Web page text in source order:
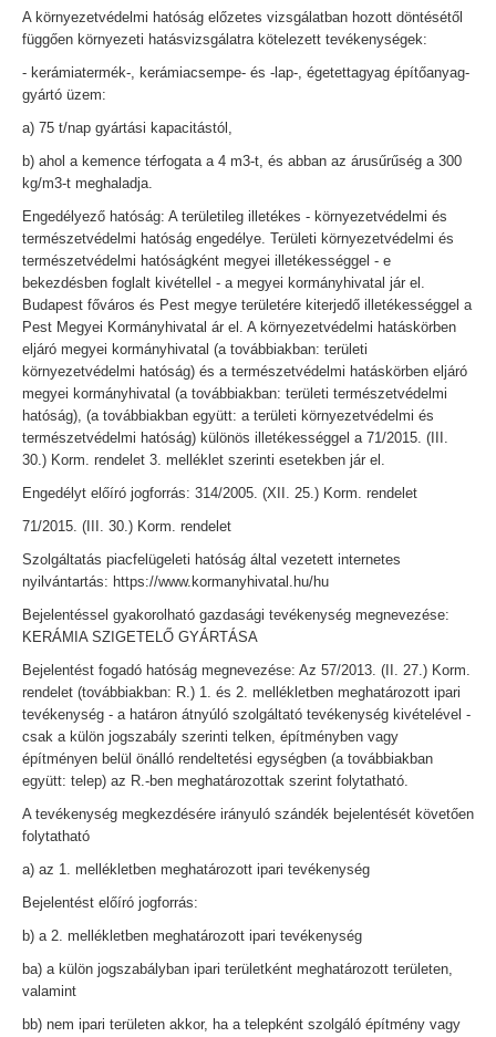
A környezetvédelmi hatóság előzetes vizsgálatban hozott döntésétől
függően környezeti hatásvizsgálatra kötelezett tevékenységek:
- kerámiatermék-, kerámiacsempe- és -lap-, égetettagyag építőanyag-
gyártó üzem:
a) 75 t/nap gyártási kapacitástól,
b) ahol a kemence térfogata a 4 m3-t, és abban az árusűrűség a 300
kg/m3-t meghaladja.
Engedélyező hatóság: A területileg illetékes - környezetvédelmi és
természetvédelmi hatóság engedélye. Területi környezetvédelmi és
természetvédelmi hatóságként megyei illetékességgel - e
bekezdésben foglalt kivétellel - a megyei kormányhivatal jár el.
Budapest főváros és Pest megye területére kiterjedő illetékességgel a
Pest Megyei Kormányhivatal ár el. A környezetvédelmi hatáskörben
eljáró megyei kormányhivatal (a továbbiakban: területi
környezetvédelmi hatóság) és a természetvédelmi hatáskörben eljáró
megyei kormányhivatal (a továbbiakban: területi természetvédelmi
hatóság), (a továbbiakban együtt: a területi környezetvédelmi és
természetvédelmi hatóság) különös illetékességgel a 71/2015. (III.
30.) Korm. rendelet 3. melléklet szerinti esetekben jár el.
Engedélyt előíró jogforrás: 314/2005. (XII. 25.) Korm. rendelet
71/2015. (III. 30.) Korm. rendelet
Szolgáltatás piacfelügeleti hatóság által vezetett internetes
nyilvántartás: https://www.kormanyhivatal.hu/hu
Bejelentéssel gyakorolható gazdasági tevékenység megnevezése:
KERÁMIA SZIGETELŐ GYÁRTÁSA
Bejelentést fogadó hatóság megnevezése: Az 57/2013. (II. 27.) Korm.
rendelet (továbbiakban: R.) 1. és 2. mellékletben meghatározott ipari
tevékenység - a határon átnyúló szolgáltató tevékenység kivételével -
csak a külön jogszabály szerinti telken, építményben vagy
építményen belül önálló rendeltetési egységben (a továbbiakban
együtt: telep) az R.-ben meghatározottak szerint folytatható.
A tevékenység megkezdésére irányuló szándék bejelentését követően
folytatható
a) az 1. mellékletben meghatározott ipari tevékenység
Bejelentést előíró jogforrás:
b) a 2. mellékletben meghatározott ipari tevékenység
ba) a külön jogszabályban ipari területként meghatározott területen,
valamint
bb) nem ipari területen akkor, ha a telepként szolgáló építmény vagy